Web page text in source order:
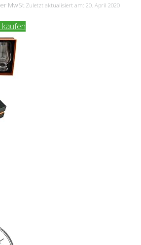
MwSt.Zuletzt aktualisiert am: 20. April 2020
kaufen